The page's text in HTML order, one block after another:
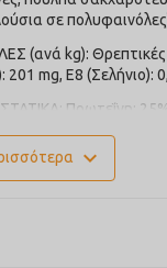
σε
(ανά kg): Θρεπτικές
mg, E8 (Σελήνιο):
Πρωτεΐνη:
expand_more